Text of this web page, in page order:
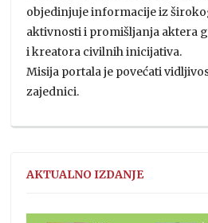
objedinjuje informacije iz
aktivnosti i promišljanja aktera
i kreatora civilnih inicijativa.
Misija portala je povećati
zajednici.
AKTUALNO IZDANJE